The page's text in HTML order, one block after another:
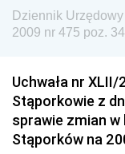
Dziennik
Kolejowego
Technologii
Dziennik
Dziennik
Państwowych
Dziennik
2009 nr 475 poz.
Uchwała nr
Stąporkowie z
sprawie zmian w
Stąporków na